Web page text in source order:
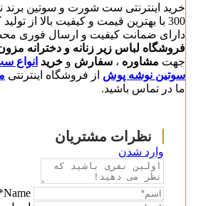
خرید اینترنتی ست شورت و سوتین برند
300 با بهترین قیمت و کیفیت بالا از تولید
دارای ضمانت کیفیت و ارسال فوری
فروشگاه لباس زیر زنانه و دخترانه مزون
جهتمشاوره،سفارشوخرید انواع ست
سوتین نوشه پوش از فروشگاه اینترنتی
ما در تماس باشید.
وارد شدن
Name*